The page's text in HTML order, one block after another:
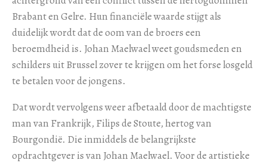
Brabant en Gelre. Hun financiële waarde stijgt als
duidelijk wordt dat de oom van de broers een
beroemdheid is. Johan Maelwael weet goudsmeden en
schilders uit Brussel zover te krijgen om het forse losgeld
te betalen voor de jongens.
Dat wordt vervolgens weer afbetaald door de machtigste
man van Frankrijk, Filips de Stoute, hertog van
Bourgondië. Die inmiddels de belangrijkste
opdrachtgever is van Johan Maelwael. Voor de artistieke